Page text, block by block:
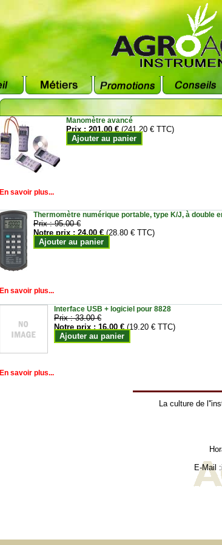
Manomètre avancé
Prix :201.00 € (241.20 € TTC)
Ajouter au panier
En savoir plus...
Thermomètre numérique portable, type K/J, à double
Prix :95.00 €
Notre prix :24.00 € (28.80 € TTC)
Ajouter au panier
En savoir plus...
Interface USB + logiciel pour 8828
Prix :33.00 €
Notre prix :16.00 € (19.20 € TTC)
Ajouter au panier
En savoir plus...
La culture de
E-Mail :